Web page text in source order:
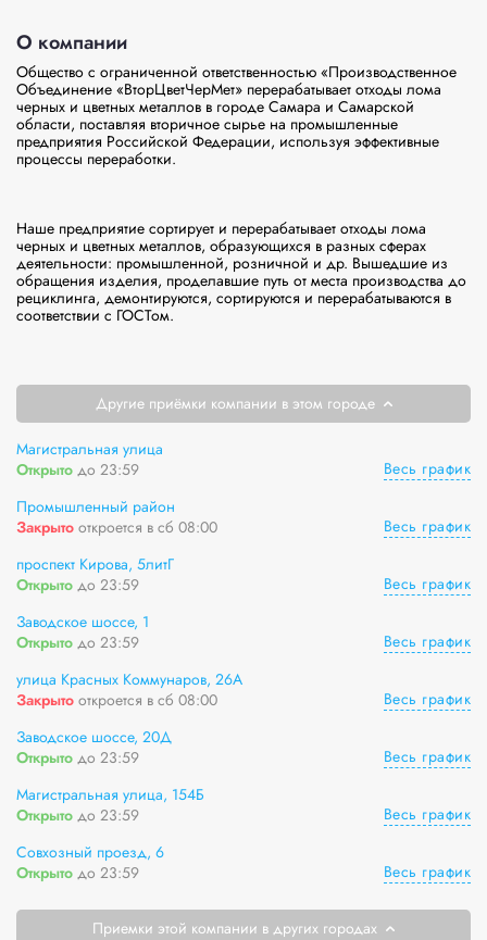
О компании
Общество с ограниченной ответственностью «Производственное
Объединение «ВторЦветЧерМет» перерабатывает отходы лома
черных и цветных металлов в городе Самара и Самарской
области, поставляя вторичное сырье на промышленные
предприятия Российской Федерации, используя эффективные
процессы переработки.
Наше предприятие сортирует и перерабатывает отходы лома
черных и цветных металлов, образующихся в разных сферах
деятельности: промышленной, розничной и др. Вышедшие из
обращения изделия, проделавшие путь от места производства до
рециклинга, демонтируются, сортируются и перерабатываются в
соответствии с ГОСТом.
Другие приёмки компании в этом городе
Магистральная улица
Открыто до 23:59
Весь график
Промышленный район
Закрыто откроется в сб 08:00
Весь график
проспект Кирова, 5литГ
Открыто до 23:59
Весь график
Заводское шоссе, 1
Открыто до 23:59
Весь график
улица Красных Коммунаров, 26А
Закрыто откроется в сб 08:00
Весь график
Заводское шоссе, 20Д
Открыто до 23:59
Весь график
Магистральная улица, 154Б
Открыто до 23:59
Весь график
Совхозный проезд, 6
Открыто до 23:59 Весь график
Приемки этой компании в других городах